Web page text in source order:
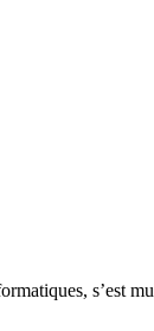
s’est